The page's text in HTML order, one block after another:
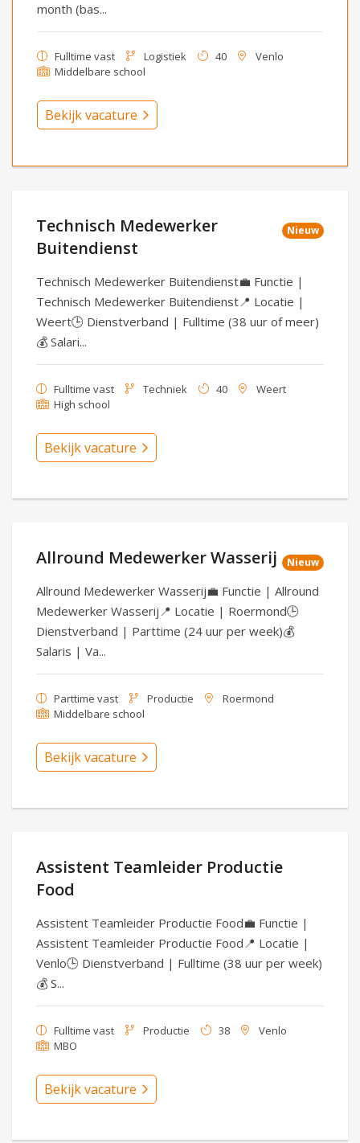
month (bas...
Fulltime vast Logistiek 40
Venlo
Middelbare school
Bekijk vacature
Technisch Medewerker
Buitendienst
Nieuw
Technisch Medewerker Buitendienst💼 Functie |
Technisch Medewerker Buitendienst📍 Locatie |
Weert🕒 Dienstverband | Fulltime (38 uur of meer)
💰 Salari...
Fulltime vast Techniek 40
Weert
High school
Bekijk vacature
Allround Medewerker Wasserij Nieuw
Allround Medewerker Wasserij💼 Functie | Allround
Medewerker Wasserij📍 Locatie | Roermond🕒
Dienstverband | Parttime (24 uur per week)💰
Salaris | Va...
Parttime vast Productie
Roermond
Middelbare school
Bekijk vacature
Assistent Teamleider Productie
Food
Assistent Teamleider Productie Food💼 Functie |
Assistent Teamleider Productie Food📍 Locatie |
Venlo🕒 Dienstverband | Fulltime (38 uur per week)
💰 S...
Fulltime vast Productie 38
Venlo
MBO
Bekijk vacature